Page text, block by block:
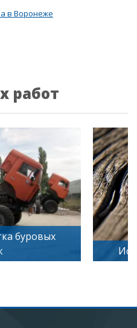
в Воронеже
работ
дерева